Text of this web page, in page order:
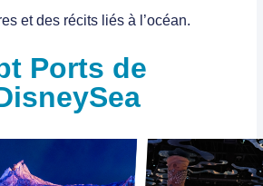
et des récits liés à l’océan.
Ports de